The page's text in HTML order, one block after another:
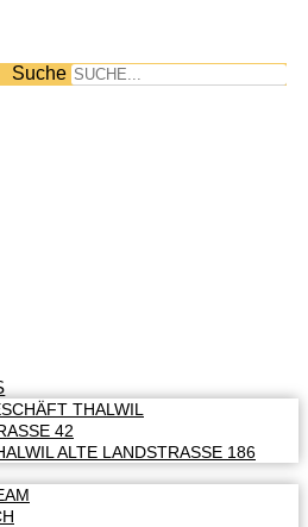
Suche
THALWIL
42
ALTE LANDSTRASSE 186